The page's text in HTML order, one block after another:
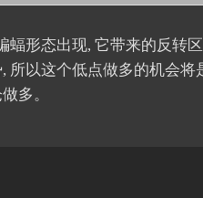
蝠形态出现, 它带来的反转
所以这个低点做多的机会
多。